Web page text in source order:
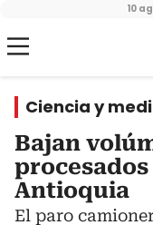
10
Ciencia y
Bajan
Antioquia
El paro